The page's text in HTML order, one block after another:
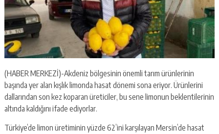
(HABER MERKEZİ)-Akdeniz bölgesinin önemli tarım ürünlerinin
başında yer alan kışlık limonda hasat dönemi sona eriyor. Ürünlerini
dallarından son kez koparan üreticiler, bu sene limonun beklentilerinin
altında kaldığını ifade ediyorlar.
Türkiye’de limon üretiminin yüzde 62’ini karşılayan Mersin’de hasat